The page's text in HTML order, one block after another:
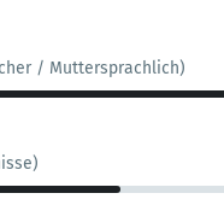
/ Muttersprachlich)